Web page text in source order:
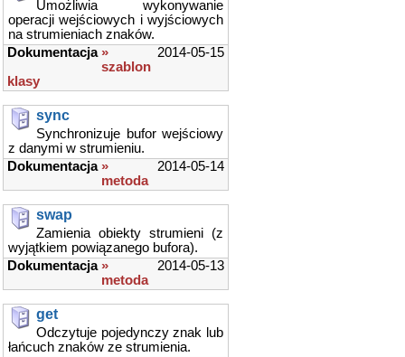
Umożliwia wykonywanie
operacji wejściowych i wyjściowych
na strumieniach znaków.
2014-05-15
Dokumentacja »
szablon
klasy
sync
Synchronizuje bufor wejściowy
z danymi w strumieniu.
2014-05-14
Dokumentacja »
metoda
swap
Zamienia obiekty strumieni (z
wyjątkiem powiązanego bufora).
2014-05-13
Dokumentacja »
metoda
get
Odczytuje pojedynczy znak lub
łańcuch znaków ze strumienia.